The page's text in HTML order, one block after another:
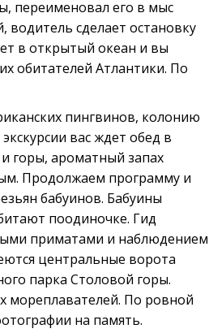
переименовал его в мыс
водитель сделает остановку
в открытый океан и вы
обитателей Атлантики. По
пингвинов, колонию
вас ждет обед в
горы, ароматный запах
Продолжаем программу и
бабуинов. Бабуины
поодиночке. Гид
приматами и наблюдением
центральные ворота
парка Столовой горы.
мореплавателей. По ровной
на память.